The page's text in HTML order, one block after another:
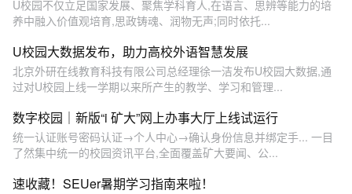
U校园不仅立足国家发展、聚焦学科育人,在语言、思辨等能力的培
养中融入价值观培育,思政铸魂、润物无声;同时依托...
U校园大数据发布，助力高校外语智慧发展
北京外研在线教育科技有限公司总经理徐一洁发布U校园大数据,通
过对U校园上线一学期以来所产生的教学、学习和管理...
数字校园｜新版“i 矿大”网上办事大厅上线试运行
统一认证账号密码认证→个人中心→确认身份信息并绑定手... 一目
了然集中统一的校园资讯平台,全面覆盖矿大要闻、公...
速收藏！SEUer暑期学习指南来啦！